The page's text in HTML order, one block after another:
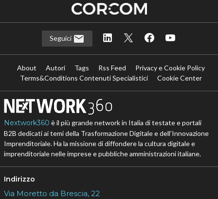
Seguici
About Autori Tags Rss Feed
Privacy e Cookie Policy
Terms&Conditions Contenuti Specialistici
Cookie Center
Nextwork360 è il più grande network in Italia di testate e portali
B2B dedicati ai temi della Trasformazione Digitale e dell’Innovazione
Imprenditoriale. Ha la missione di diffondere la cultura digitale e
imprenditoriale nelle imprese e pubbliche amministrazioni italiane.
Indirizzo
Via Moretto da Brescia, 22